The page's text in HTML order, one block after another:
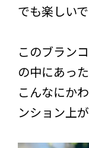
でも楽しい
このブラン
の中にあっ
こんなにか
ンション上